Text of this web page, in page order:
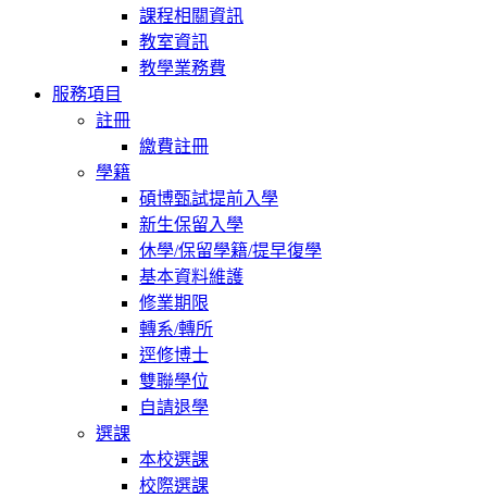
課程相關資訊
教室資訊
教學業務費
服務項目
註冊
繳費註冊
學籍
碩博甄試提前入學
新生保留入學
休學/保留學籍/提早復學
基本資料維護
修業期限
轉系/轉所
逕修博士
雙聯學位
自請退學
選課
本校選課
校際選課